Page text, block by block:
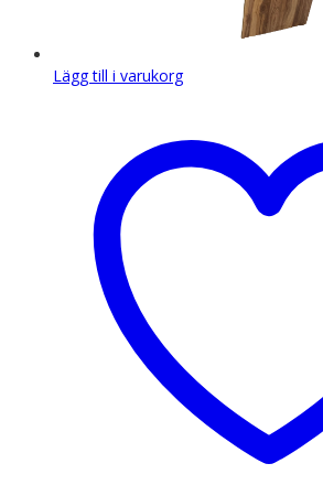
Lägg till i varukorg